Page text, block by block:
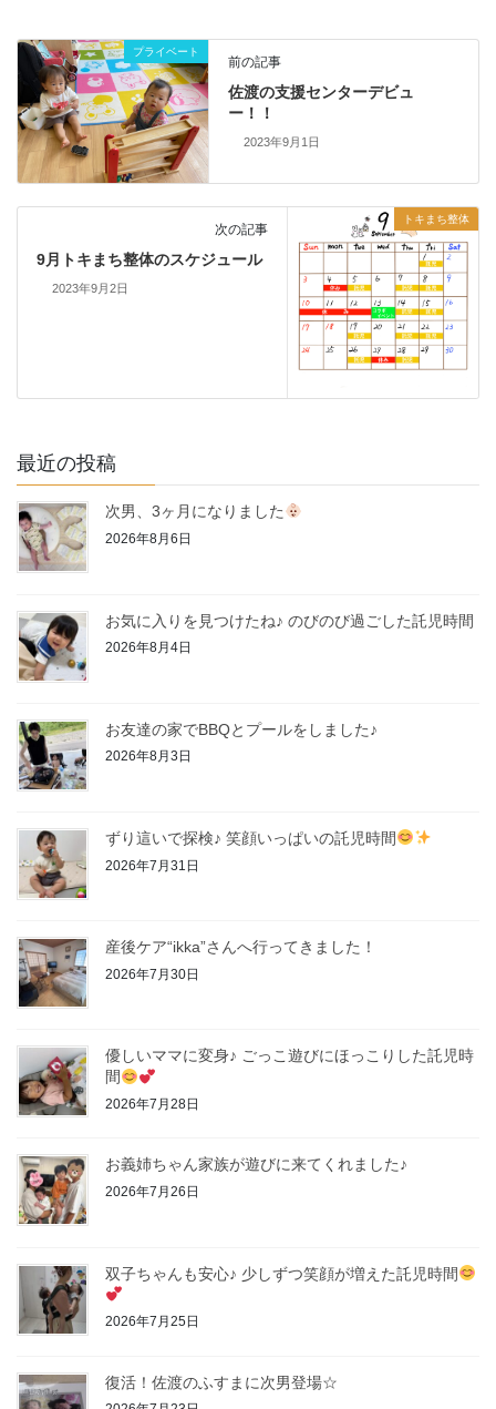
プライベート
前の記事
佐渡の支援センターデビュ
ー！！
2023年9月1日
トキまち整体
次の記事
9月トキまち整体のスケジュール
2023年9月2日
最近の投稿
次男、3ヶ月になりました
2026年8月6日
お気に入りを見つけたね♪ のびのび過ごした託児時間
2026年8月4日
お友達の家でBBQとプールをしました♪
2026年8月3日
ずり這いで探検♪ 笑顔いっぱいの託児時間
2026年7月31日
産後ケア“ikka”さんへ行ってきました！
2026年7月30日
優しいママに変身♪ ごっこ遊びにほっこりした託児時
間
2026年7月28日
お義姉ちゃん家族が遊びに来てくれました♪
2026年7月26日
双子ちゃんも安心♪ 少しずつ笑顔が増えた託児時間
2026年7月25日
復活！佐渡のふすまに次男登場☆